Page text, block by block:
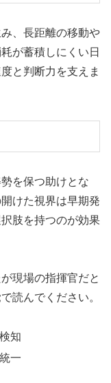
、長距離の移動や
が蓄積しにくい日
と判断力を支えま
を保つ助けとな
けた視界は早期発
肢を持つのが効果
現場の指揮官だと
読んでください。
知
一